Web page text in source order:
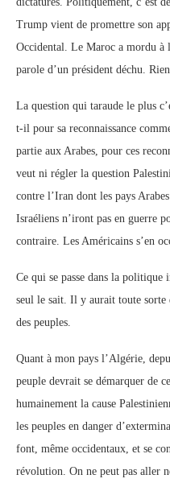
Trump vient de promettre son
Occidental. Le Maroc a mordu à
parole d’un président déchu.
La question qui taraude le plus
t-il pour sa reconnaissance
partie aux Arabes, pour ces
veut ni régler la question
contre l’Iran dont les pays
Israéliens n’iront pas en guerre
contraire. Les Américains s’en
Ce qui se passe dans la
seul le sait. Il y aurait toute sorte
des peuples.
Quant à mon pays l’Algérie,
peuple devrait se démarquer de
humainement la cause
les peuples en danger
font, même occidentaux, et se
révolution. On ne peut pas aller